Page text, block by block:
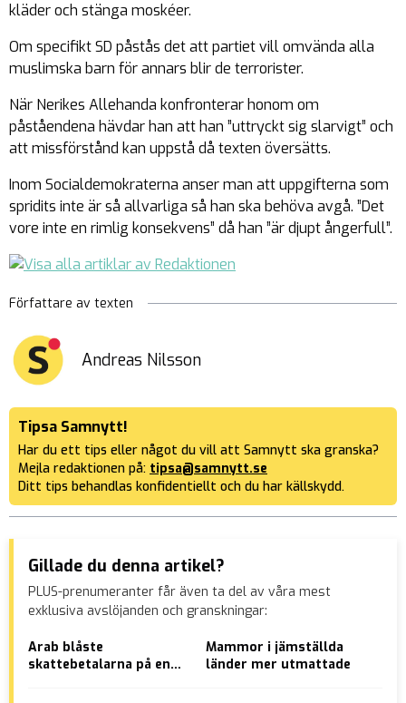
kläder och stänga moskéer.
Om specifikt SD påstås det att partiet vill omvända alla
muslimska barn för annars blir de terrorister.
När Nerikes Allehanda konfronterar honom om
påståendena hävdar han att han ”uttryckt sig slarvigt” och
att missförstånd kan uppstå då texten översätts.
Inom Socialdemokraterna anser man att uppgifterna som
spridits inte är så allvarliga så han ska behöva avgå. ”Det
vore inte en rimlig konsekvens” då han ”är djupt ångerfull”.
Författare av texten
Andreas Nilsson
Tipsa Samnytt!
Har du ett tips eller något du vill att Samnytt ska granska?
Mejla redaktionen på: tipsa@samnytt.se
Ditt tips behandlas konfidentiellt och du har källskydd.
Gillade du denna artikel?
PLUS-prenumeranter får även ta del av våra mest
exklusiva avslöjanden och granskningar:
Arab blåste
skattebetalarna på en
Mammor i jämställda
länder mer utmattade